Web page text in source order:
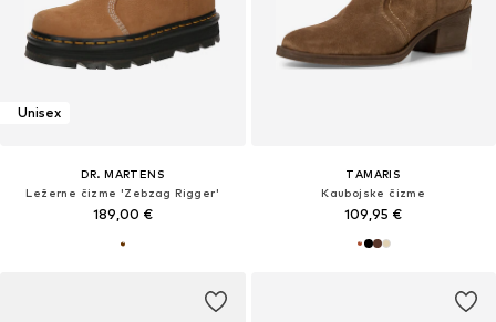
Unisex
DR. MARTENS
Ležerne čizme 'Zebzag Rigger'
189,00 €
TAMARIS
Kaubojske čizme
109,95 €